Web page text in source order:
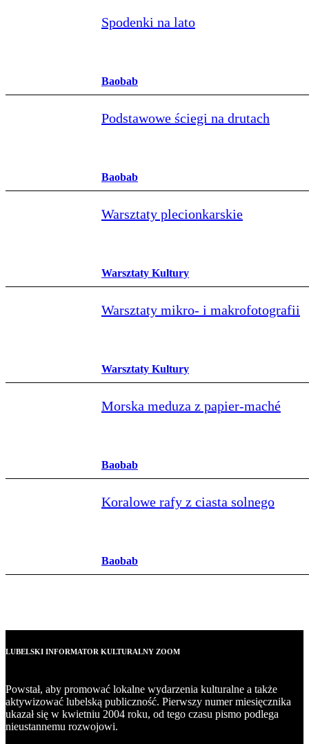
Spodenki na lato
Baobab
Podstawowe ściegi na drutach
Baobab
Warsztaty plecionkarskie
Warsztaty Kultury
Warsztaty mikro- i makrofotografii
Warsztaty Kultury
Morska meduza z papier‑maché
Baobab
Koralowe rafy z ciasta solnego
Baobab
LUBELSKI INFORMATOR KULTURALNY ZOOM
Powstał, aby promować lokalne wydarzenia kulturalne a także
aktywizować lubelską publiczność. Pierwszy numer miesięcznika
ukazał się w kwietniu 2004 roku, od tego czasu pismo podlega
nieustannemu rozwojowi.